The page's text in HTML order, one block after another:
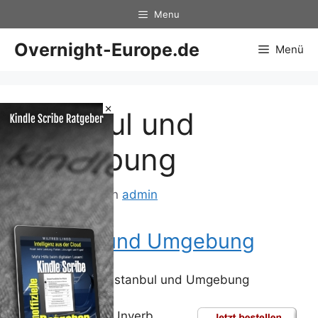
×
Inhalt
springen
Menu
Overnight-Europe.de Menü
Istanbul und
Umgebung
24. Mai 2012 von admin
Istanbul und Umgebung
Istanbul und Umgebung